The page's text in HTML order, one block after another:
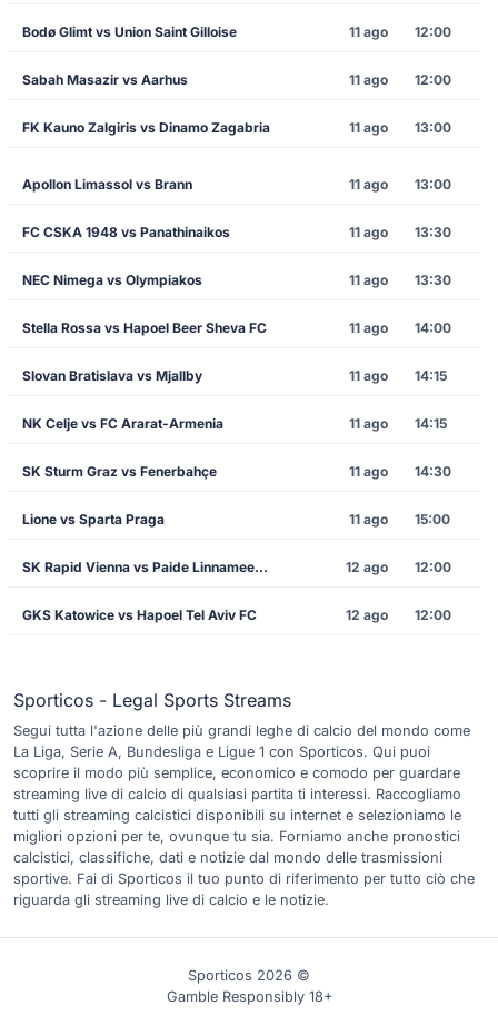
Bodø Glimt vs Union Saint Gilloise 11 ago 12:00
Sabah Masazir vs Aarhus 11 ago 12:00
FK Kauno Zalgiris vs Dinamo Zagabria 11 ago 13:00
Apollon Limassol vs Brann 11 ago 13:00
FC CSKA 1948 vs Panathinaikos 11 ago 13:30
NEC Nimega vs Olympiakos 11 ago 13:30
Stella Rossa vs Hapoel Beer Sheva FC 11 ago 14:00
Slovan Bratislava vs Mjallby 11 ago 14:15
NK Celje vs FC Ararat-Armenia 11 ago 14:15
SK Sturm Graz vs Fenerbahçe 11 ago 14:30
Lione vs Sparta Praga 11 ago 15:00
SK Rapid Vienna vs Paide Linnameeskond 12 ago 12:00
GKS Katowice vs Hapoel Tel Aviv FC 12 ago 12:00
Sporticos - Legal Sports Streams
Segui tutta l'azione delle più grandi leghe di calcio del mondo come
La Liga, Serie A, Bundesliga e Ligue 1 con Sporticos. Qui puoi
scoprire il modo più semplice, economico e comodo per guardare
streaming live di calcio di qualsiasi partita ti interessi. Raccogliamo
tutti gli streaming calcistici disponibili su internet e selezioniamo le
migliori opzioni per te, ovunque tu sia. Forniamo anche pronostici
calcistici, classifiche, dati e notizie dal mondo delle trasmissioni
sportive. Fai di Sporticos il tuo punto di riferimento per tutto ciò che
riguarda gli streaming live di calcio e le notizie.
Sporticos 2026 ©
Gamble Responsibly 18+